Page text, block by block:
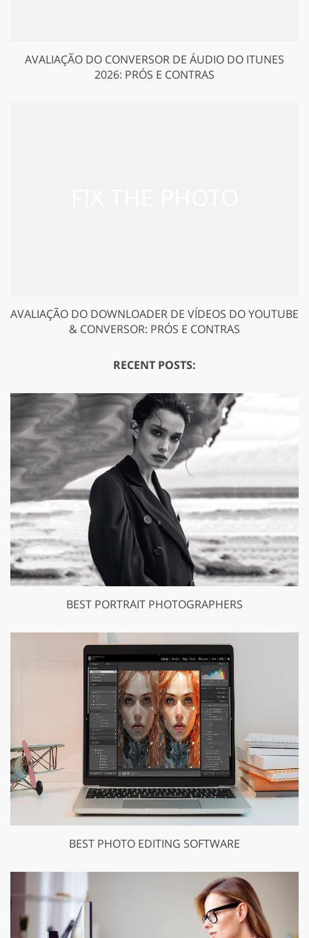
AVALIAÇÃO DO CONVERSOR DE ÁUDIO DO ITUNES
2026: PRÓS E CONTRAS
AVALIAÇÃO DO DOWNLOADER DE VÍDEOS DO YOUTUBE
& CONVERSOR: PRÓS E CONTRAS
RECENT POSTS:
BEST PORTRAIT PHOTOGRAPHERS
BEST PHOTO EDITING SOFTWARE